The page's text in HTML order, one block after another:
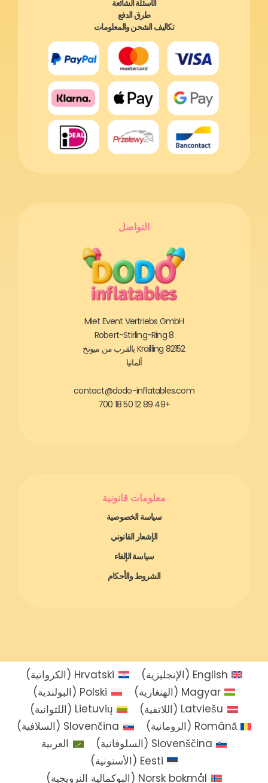
الأسئلة الشائعة
طرق الدفع
تكاليف الشحن والمعلومات
التواصل
Miet Event Vertriebs GmbH
Robert-Stirling-Ring 8
82152 Krailling بالقرب من ميونخ
ألمانيا
contact@dodo-inflatables.com
+49 89 12 50 18 700
معلومات قانونية
سياسة الخصوصية
الإشعار القانوني
سياسة الإلغاء
الشروط والأحكام
English
(الإنجليزية)
Hrvatski
(الكرواتية)
Magyar
(الهنغارية)
Polski
(البولندية)
Latviešu
(اللاتفية)
Lietuvių
(اللتوانية)
Română
(الرومانية)
Slovenčina
(السلافية)
Slovenščina
(السلوفانية)
العربية
Eesti
(الأستونية)
Norsk bokmål
(البوكمالية النرويجية)